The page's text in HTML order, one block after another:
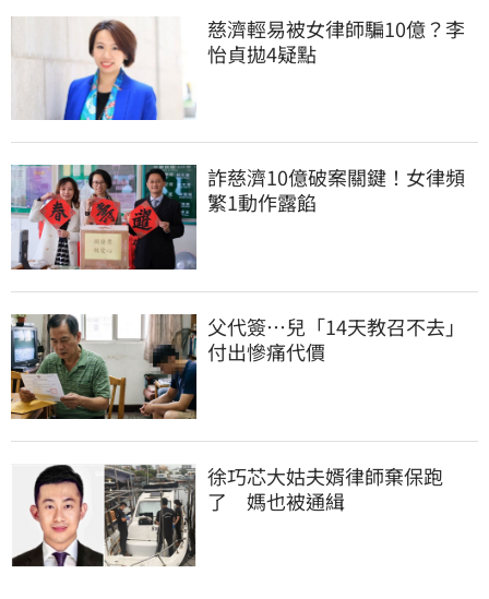
慈濟輕易被女律師騙10億？李
怡貞拋4疑點
詐慈濟10億破案關鍵！女律頻
繁1動作露餡
父代簽…兒「14天教召不去」
付出慘痛代價
徐巧芯大姑夫婿律師棄保跑
了　媽也被通緝